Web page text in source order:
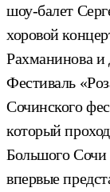
шоу-балет
хоровой
Рахманинова и
Фестиваль
Сочинского
который
Большого Сочи
впервые